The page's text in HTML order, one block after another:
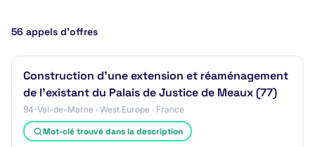
56 appels d’offres
Construction d’une extension et réaménagement
de l’existant du Palais de Justice de Meaux (77)
94-Val-de-Marne · West Europe · France
Mot-clé trouvé dans la description